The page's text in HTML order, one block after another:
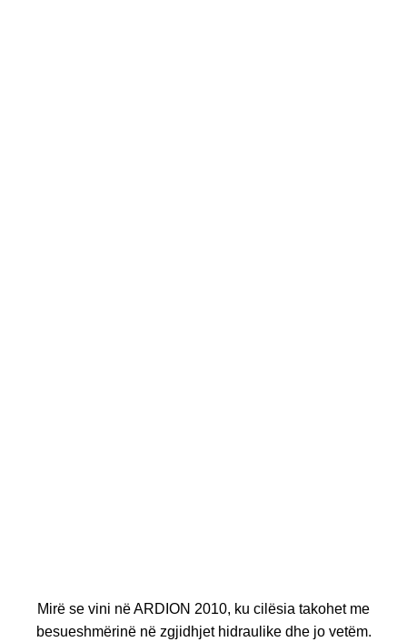
Mirë se vini në ARDION 2010, ku cilësia takohet me
besueshmërinë në zgjidhjet hidraulike dhe jo vetëm.